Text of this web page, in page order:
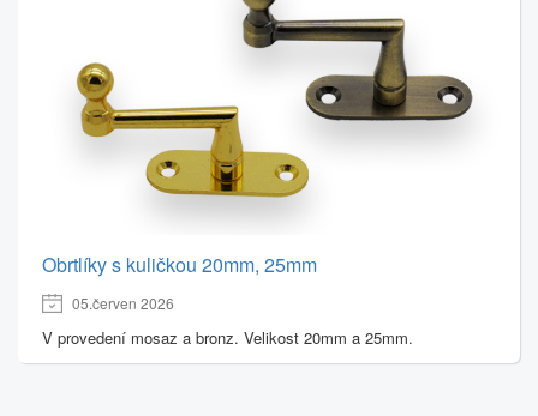
Obrtlíky s kuličkou 20mm, 25mm
05.červen 2026
V provedení mosaz a bronz. Velikost 20mm a 25mm.